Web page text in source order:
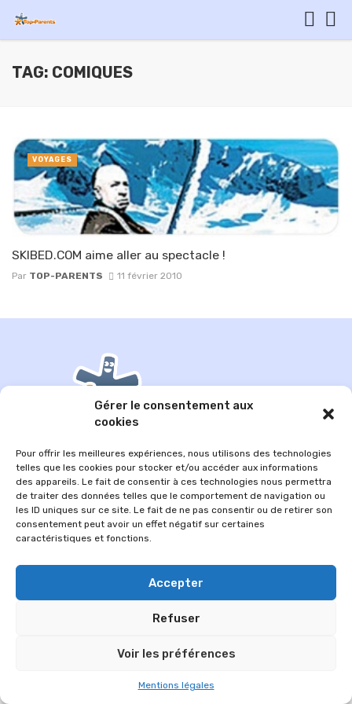
Gérer le consentement aux
cookies
Pour offrir les meilleures expériences, nous utilisons des technologies
telles que les cookies pour stocker et/ou accéder aux informations
des appareils. Le fait de consentir à ces technologies nous permettra
de traiter des données telles que le comportement de navigation ou
les ID uniques sur ce site. Le fait de ne pas consentir ou de retirer son
consentement peut avoir un effet négatif sur certaines
caractéristiques et fonctions.
Accepter
Refuser
Voir les préférences
Mentions légales
TAG: COMIQUES
SKIBED.COM aime aller au spectacle !
Par TOP-PARENTS 11 février 2010
VOYAGES
© 2026 Im-presse. Tous droits réservés.
MENTIONS LÉGALES